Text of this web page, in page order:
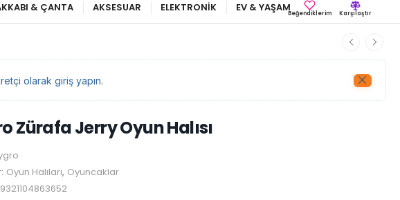
& ÇANTA AKSESUAR ELEKTRONİK EV & YAŞAMBeğendiklerim Karşılaştır
olarak giriş yapın.
Zürafa Jerry Oyun Halısı
Oyun Halıları, Oyuncaklar
9321104863652